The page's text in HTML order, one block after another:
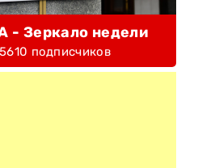
- Зеркало недели
5610 подписчиков